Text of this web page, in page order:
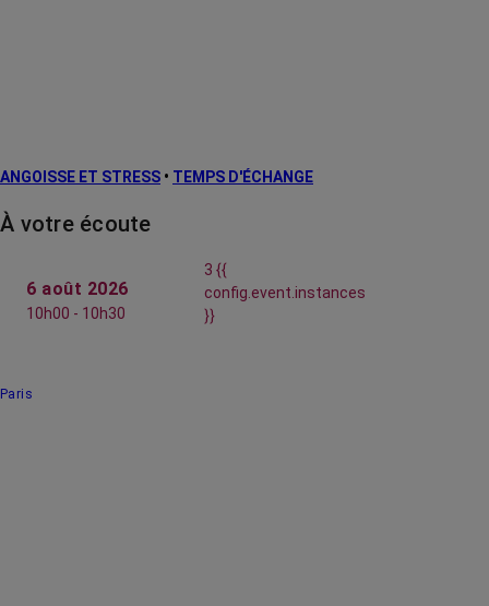
ANGOISSE ET STRESS • TEMPS D'ÉCHANGE
À votre écoute
6 août 2026
10h00 - 10h30
3 {{
config.event.instances
}}
Paris